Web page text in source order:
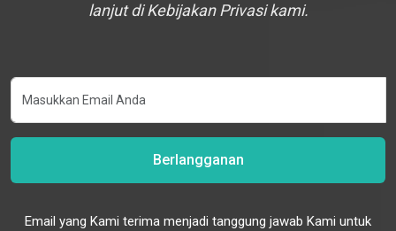
lanjut di Kebijakan Privasi kami.
Berlangganan
Email yang Kami terima menjadi tanggung jawab Kami untuk